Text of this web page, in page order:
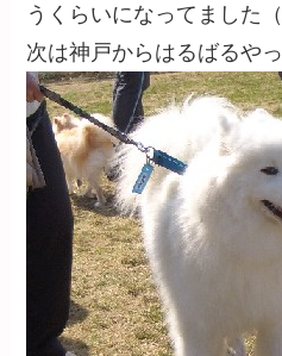
うくらいになってました（
次は神戸からはるばるや